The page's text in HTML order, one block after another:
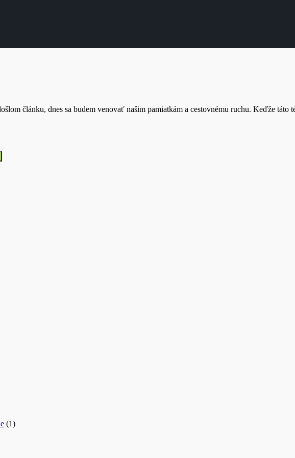
článku, dnes sa budem venovať našim pamiatkám a cestovnému ruchu. Keďže
(1)